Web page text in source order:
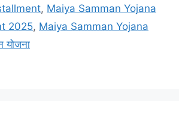
, Maiya Samman Yojana
2025, Maiya Samman Yojana
योजना